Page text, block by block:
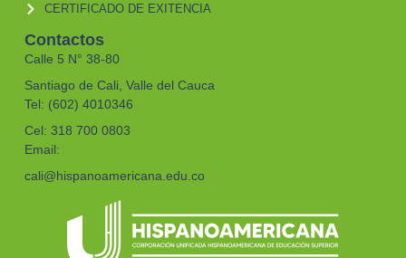
CERTIFICADO DE EXITENCIA
Contactos
Calle 5 N° 38-80
Santiago de Cali, Valle del Cauca
Tel: (602) 4010346
Cel: 318 700 0803
Email:
cali@hispanoamericana.edu.co